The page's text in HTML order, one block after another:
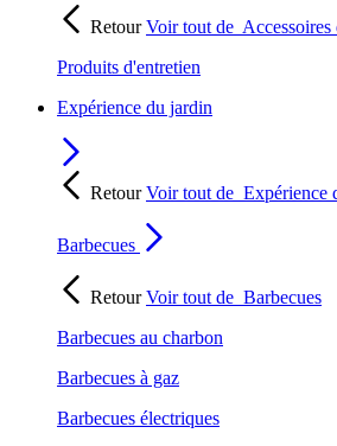
RetourVoir tout de Accessoires
Produits d'entretien
Expérience du jardin
RetourVoir tout de Expérience
Barbecues
RetourVoir tout de Barbecues
Barbecues au charbon
Barbecues à gaz
Barbecues électriques